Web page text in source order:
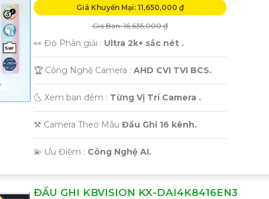
Giá Khuyến Mại: 11,650,000 ₫
Giá Bán: 16,635,000 ₫
️
👀 Độ Phân giải : Ultra 2k+ sắc nét .
🏆 Công Nghệ Camera : AHD CVI TVI BCS.
🌜 Xem ban đêm : Từng Vị Trí Camera .
⚒ Camera Theo Mẫu Đầu Ghi 16 kênh.
️💫 Ưu Điểm : Công Nghệ AI.
ĐẦU GHI KBVISION KX-DAI4K8416EN3